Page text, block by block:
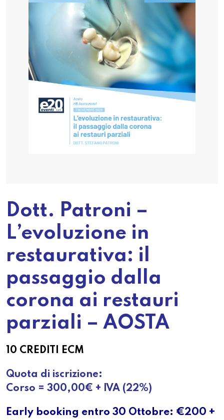
Dott. Patroni –
L’evoluzione in
restaurativa: il
passaggio dalla
corona ai restauri
parziali – AOSTA
10 CREDITI ECM
Quota di iscrizione:
Corso = 300,00€ + IVA (22%)
Early booking entro 30 Ottobre: €200 +